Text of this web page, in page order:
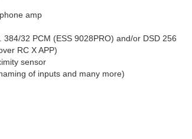
amp
32 PCM (ESS 9028PRO) and/or DSD 256
RC X APP)
sensor
of inputs and many more)